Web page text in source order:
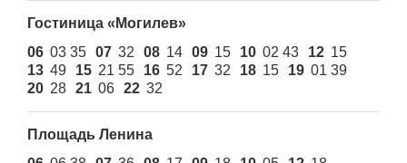
Гостиница «Могилев»
06 03 35 07 32 08 14 09 15 10 02 43 12 15
13 49 15 21 55 16 52 17 32 18 15 19 01 39
20 28 21 06 22 32
Площадь Ленина